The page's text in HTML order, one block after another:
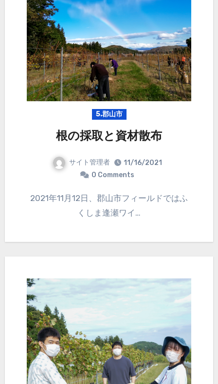
5.郡山市
根の採取と資材散布
サイト管理者
11/16/2021
0 Comments
2021年11月12日、郡山市フィールドではふ
くしま逢瀬ワイ…